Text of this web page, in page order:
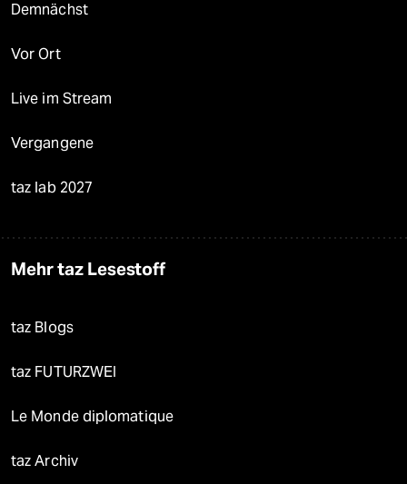
Demnächst
Vor Ort
Live im Stream
Vergangene
taz lab 2027
Mehr taz Lesestoff
taz Blogs
taz FUTURZWEI
Le Monde diplomatique
taz Archiv